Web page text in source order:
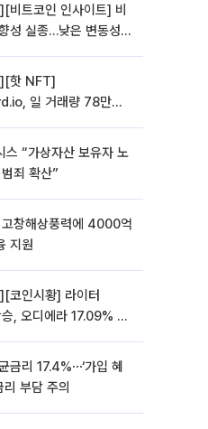
비트코인 인사이트] 비
성 실종…낮은 변동성에
][핫 NFT]
일 거래량 78만
스 “가상자산 보유자 노
죄 확산”
창해상풍력에 4000억
지원
코인시황] 라이터
, 오디에라 17.09% 하
금리 17.4%⋯‘가입 혜
리 부담 주의